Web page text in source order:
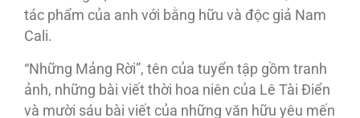
tác phẩm của anh với bằng hữu và độc giả Nam
Cali.
“Những Mảng Rời”, tên của tuyển tập gồm tranh
ảnh, những bài viết thời hoa niên của Lê Tài Điển
và mười sáu bài viết của những văn hữu yêu mến